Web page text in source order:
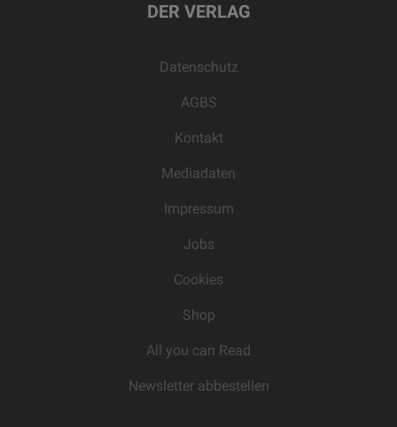
DER VERLAG
Datenschutz
AGBS
Kontakt
Mediadaten
Impressum
Jobs
Cookies
Shop
All you can Read
Newsletter abbestellen